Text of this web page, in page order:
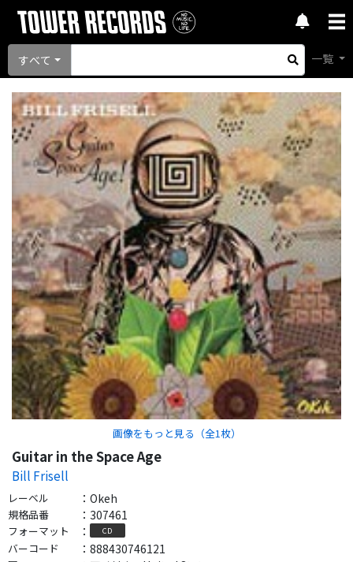
すべて 一覧
画像をもっと見る（全1枚）
Guitar in the Space Age
Bill Frisell
レーベル ： Okeh
規格品番 ： 307461
フォーマット ： CD
バーコード ： 888430746121